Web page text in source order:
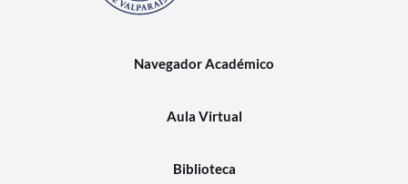
Navegador Académico
Aula Virtual
Biblioteca